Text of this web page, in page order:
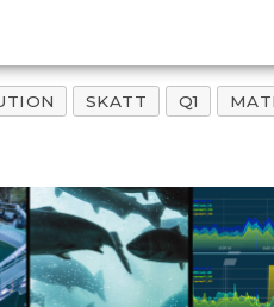
SKATT Q1